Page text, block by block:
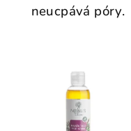
neucpává póry.